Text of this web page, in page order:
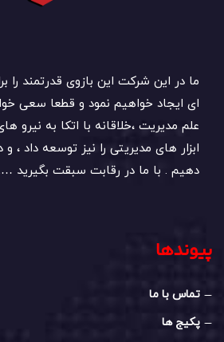
ما در این شرکت این بازوی قدرتمند را
ای ایجاد خواهیم نمود و قطعا سعی
علم مدیریت ،خلاقانه با اتکا به نیرو
ابزار های مدیریتی را نیز توسعه داد ، و
دهیم . با ما در رقابت سبقت بگیرید
پیوندها
تماس با ما
پکیج ها